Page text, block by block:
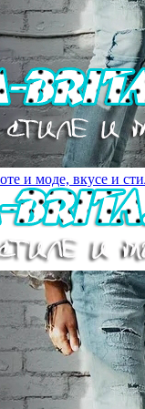
и моде, вкусе и